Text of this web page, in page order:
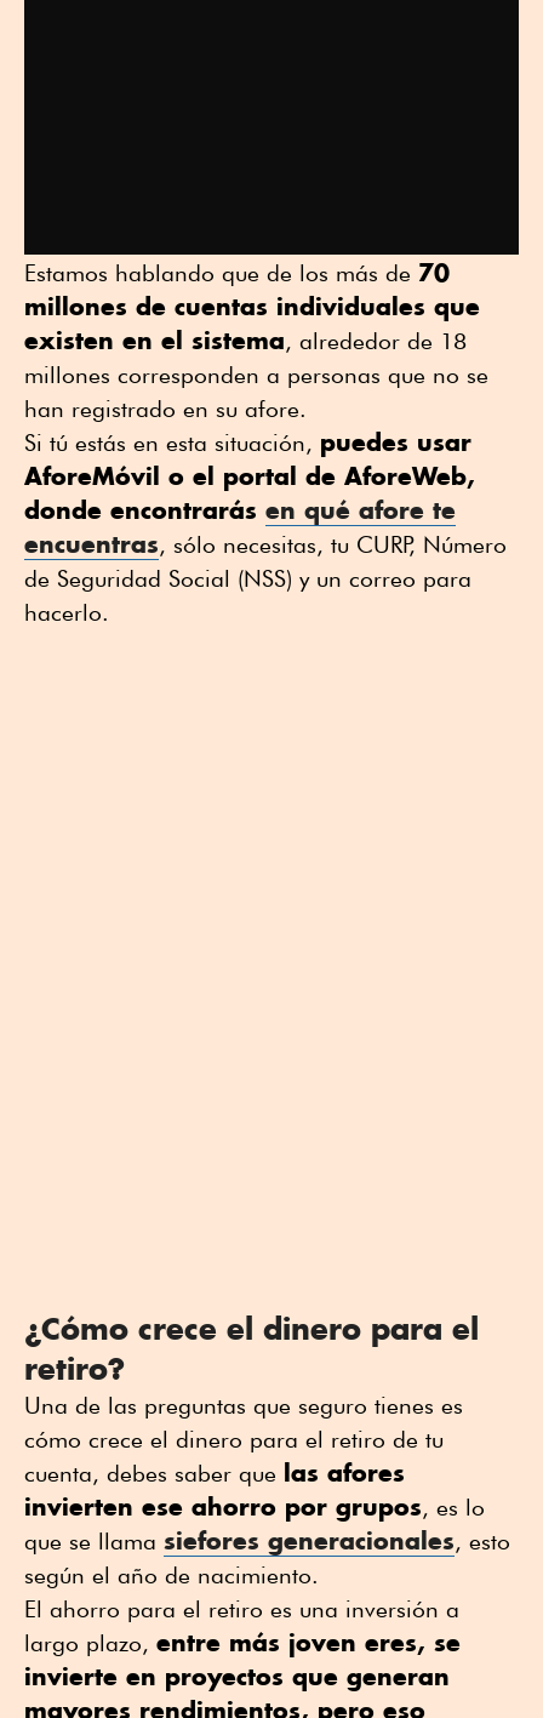
Estamos hablando que de los más de 70
millones de cuentas individuales que
existen en el sistema, alrededor de 18
millones corresponden a personas que no se
han registrado en su afore.
Si tú estás en esta situación, puedes usar
AforeMóvil o el portal de AforeWeb,
donde encontrarás en qué afore te
encuentras, sólo necesitas, tu CURP, Número
de Seguridad Social (NSS) y un correo para
hacerlo.
¿Cómo crece el dinero para el
retiro?
Una de las preguntas que seguro tienes es
cómo crece el dinero para el retiro de tu
cuenta, debes saber que las afores
invierten ese ahorro por grupos, es lo
que se llama siefores generacionales, esto
según el año de nacimiento.
El ahorro para el retiro es una inversión a
largo plazo, entre más joven eres, se
invierte en proyectos que generan
mayores rendimientos, pero eso